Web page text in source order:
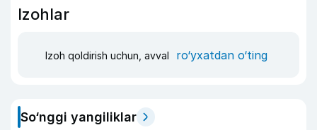
Izohlar
Izoh qoldirish uchun, avval ro‘yxatdan o‘ting
So‘nggi yangiliklar